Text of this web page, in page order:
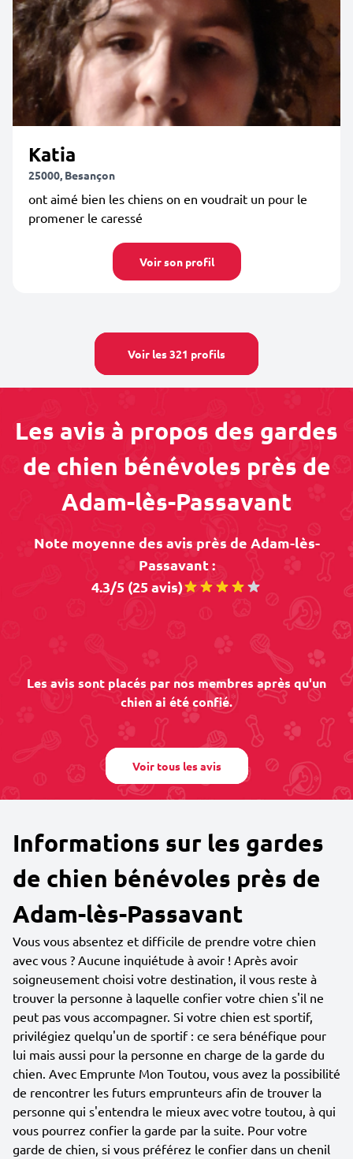
Katia
25000, Besançon
ont aimé bien les chiens on en voudrait un pour le
promener le caressé
Voir son profil
Voir les 321 profils
Les avis à propos des gardes
de chien bénévoles près de
Adam-lès-Passavant
Note moyenne des avis près de Adam-lès-
Passavant :
4.3/5 (25 avis)
Les avis sont placés par nos membres après qu'un
chien ai été confié.
Voir tous les avis
Informations sur les gardes
de chien bénévoles près de
Adam-lès-Passavant
Vous vous absentez et difficile de prendre votre chien
avec vous ? Aucune inquiétude à avoir ! Après avoir
soigneusement choisi votre destination, il vous reste à
trouver la personne à laquelle confier votre chien s'il ne
peut pas vous accompagner. Si votre chien est sportif,
privilégiez quelqu'un de sportif : ce sera bénéfique pour
lui mais aussi pour la personne en charge de la garde du
chien. Avec Emprunte Mon Toutou, vous avez la possibilité
de rencontrer les futurs emprunteurs afin de trouver la
personne qui s'entendra le mieux avec votre toutou, à qui
vous pourrez confier la garde par la suite. Pour votre
garde de chien, si vous préférez le confier dans un chenil